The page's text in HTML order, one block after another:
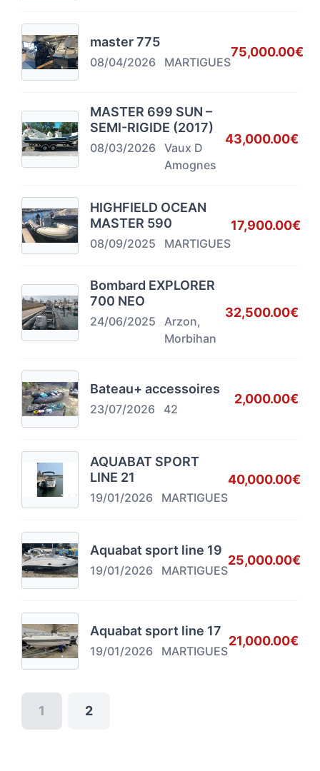
master 775
08/04/2026 MARTIGUES
75,000.00€
MASTER 699 SUN –
SEMI-RIGIDE (2017)
08/03/2026
Vaux D
Amognes
43,000.00€
HIGHFIELD OCEAN
MASTER 590
08/09/2025 MARTIGUES
17,900.00€
Bombard EXPLORER
700 NEO
24/06/2025
Arzon,
Morbihan
32,500.00€
Bateau+ accessoires
23/07/2026 42
2,000.00€
AQUABAT SPORT
LINE 21
19/01/2026 MARTIGUES
40,000.00€
Aquabat sport line 19
19/01/2026 MARTIGUES
25,000.00€
Aquabat sport line 17
19/01/2026 MARTIGUES
21,000.00€
1 2